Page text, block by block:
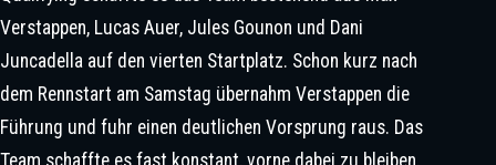
„Black Jack“ Jack Brabham: Vorbild
Für Max Verstappen?
Verstappen, Lucas Auer, Jules Gounon und Dani
Juncadella auf den vierten Startplatz. Schon kurz nach
dem Rennstart am Samstag übernahm Verstappen die
Führung und fuhr einen deutlichen Vorsprung raus. Das
Team schaffte es fast konstant, vorne dabei zu bleiben.
Max Verstappen bei dem 24-Stunden-Rennen auf dem Nürburgring. | ©Philip Platzer /